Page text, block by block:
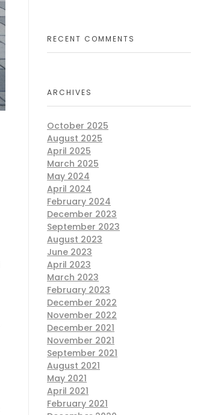
RECENT COMMENTS
ARCHIVES
October 2025
August 2025
April 2025
March 2025
May 2024
April 2024
February 2024
December 2023
September 2023
August 2023
June 2023
April 2023
March 2023
February 2023
December 2022
November 2022
December 2021
November 2021
September 2021
August 2021
May 2021
April 2021
February 2021